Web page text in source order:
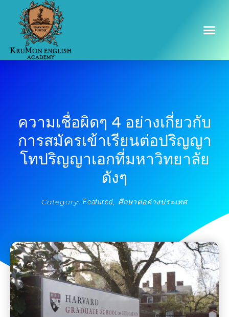
ความเชื่อผิดๆ 4 อย่างเกี่ยวกับ
การสมัครเข้าเรียนต่อปริญญา
โทปริญญาเอกที่มหาวิทยาลัย
ดังๆ
Category: Featured, ศึกษาต่อต่างประเทศ